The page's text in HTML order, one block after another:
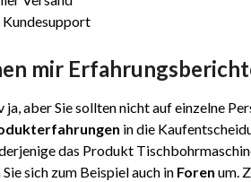
Kundesupport
mir
aber Sie sollten nicht auf einzelne
in die
das Produkt
Sie sich zum Beispiel auch in Foren um.